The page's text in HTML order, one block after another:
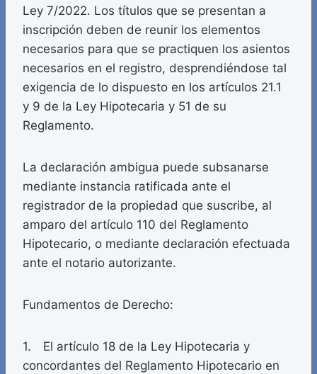
Ley 7/2022. Los títulos que se presentan a
inscripción deben de reunir los elementos
necesarios para que se practiquen los asientos
necesarios en el registro, desprendiéndose tal
exigencia de lo dispuesto en los artículos 21.1
y 9 de la Ley Hipotecaria y 51 de su
Reglamento.
La declaración ambigua puede subsanarse
mediante instancia ratificada ante el
registrador de la propiedad que suscribe, al
amparo del artículo 110 del Reglamento
Hipotecario, o mediante declaración efectuada
ante el notario autorizante.
Fundamentos de Derecho:
1. El artículo 18 de la Ley Hipotecaria y
concordantes del Reglamento Hipotecario en